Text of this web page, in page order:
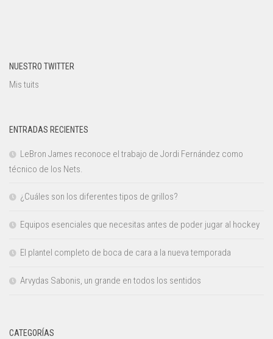
NUESTRO TWITTER
Mis tuits
ENTRADAS RECIENTES
LeBron James reconoce el trabajo de Jordi Fernández como
técnico de los Nets.
¿Cuáles son los diferentes tipos de grillos?
Equipos esenciales que necesitas antes de poder jugar al hockey
El plantel completo de boca de cara a la nueva temporada
Arvydas Sabonis, un grande en todos los sentidos
CATEGORÍAS